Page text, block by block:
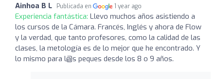
Ainhoa B L Publicada en 1 year ago
Experiencia fantástica: Llevo muchos años asistiendo a
los cursos de la Cámara. Francés, Inglés y ahora de Flow
y la verdad, que tanto profesores, como la calidad de las
clases, la metología es de lo mejor que he encontrado. Y
lo mismo para l@s peques desde los 8 o 9 años.